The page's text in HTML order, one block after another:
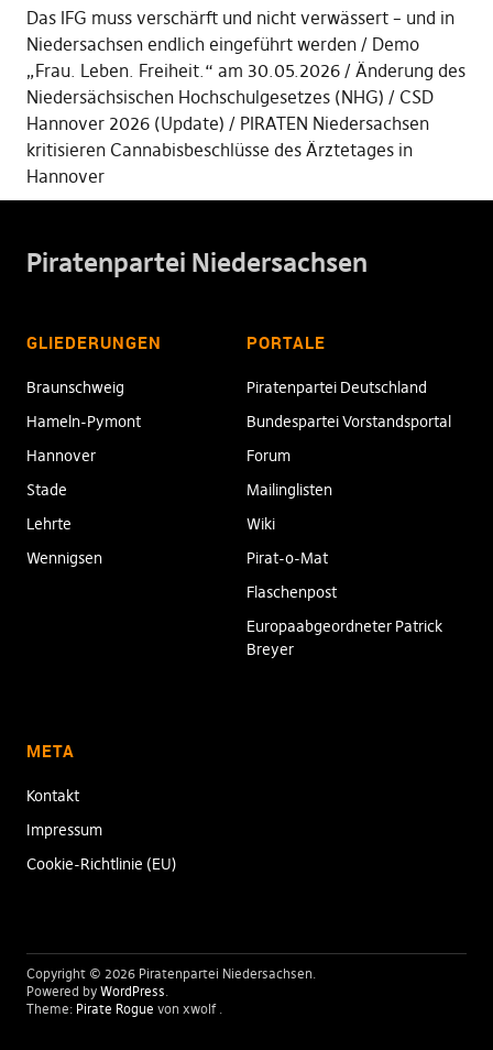
Das IFG muss verschärft und nicht verwässert – und in
Niedersachsen endlich eingeführt werden
Demo
„Frau. Leben. Freiheit.“ am 30.05.2026
Änderung des
Niedersächsischen Hochschulgesetzes (NHG)
CSD
Hannover 2026 (Update)
PIRATEN Niedersachsen
kritisieren Cannabisbeschlüsse des Ärztetages in
Hannover
Piratenpartei Niedersachsen
GLIEDERUNGEN
Braunschweig
Hameln-Pymont
Hannover
Stade
Lehrte
Wennigsen
PORTALE
Piratenpartei Deutschland
Bundespartei Vorstandsportal
Forum
Mailinglisten
Wiki
Pirat-o-Mat
Flaschenpost
Europaabgeordneter Patrick
Breyer
META
Kontakt
Impressum
Cookie-Richtlinie (EU)
Copyright © 2026 Piratenpartei Niedersachsen
Powered by WordPress
Theme: Pirate Rogue von xwolf